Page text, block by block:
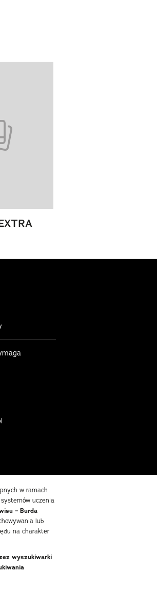
w ramach
uczenia
– Burda
lub
na charakter
wyszukiwarki